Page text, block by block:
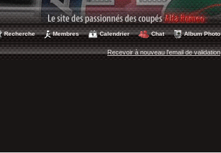
Recherche Membres Calendrier Chat Album Photo
Recevoir à nouveau l'email de validation